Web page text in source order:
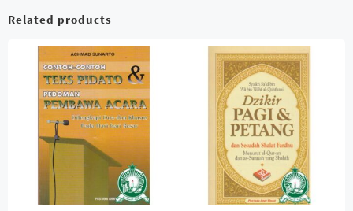
Related products